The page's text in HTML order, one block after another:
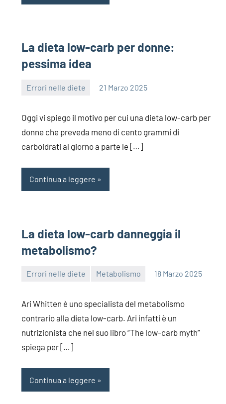
La dieta low-carb per donne:
pessima idea
Errori nelle diete 21 Marzo 2025
Oggi vi spiego il motivo per cui una dieta low-carb per
donne che preveda meno di cento grammi di
carboidrati al giorno a parte le […]
Continua a leggere
La dieta low-carb danneggia il
metabolismo?
Errori nelle diete Metabolismo 18 Marzo 2025
Ari Whitten è uno specialista del metabolismo
contrario alla dieta low-carb. Ari infatti è un
nutrizionista che nel suo libro “The low-carb myth”
spiega per […]
Continua a leggere